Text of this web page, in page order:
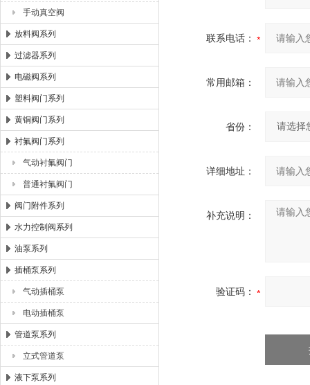
手动真空阀
放料阀系列
过滤器系列
电磁阀系列
塑料阀门系列
黄铜阀门系列
衬氟阀门系列
气动衬氟阀门
普通衬氟阀门
阀门附件系列
水力控制阀系列
油泵系列
插桶泵系列
气动插桶泵
电动插桶泵
管道泵系列
立式管道泵
液下泵系列
联系电话：
常用邮箱：
省份：
详细地址：
补充说明：
验证码：